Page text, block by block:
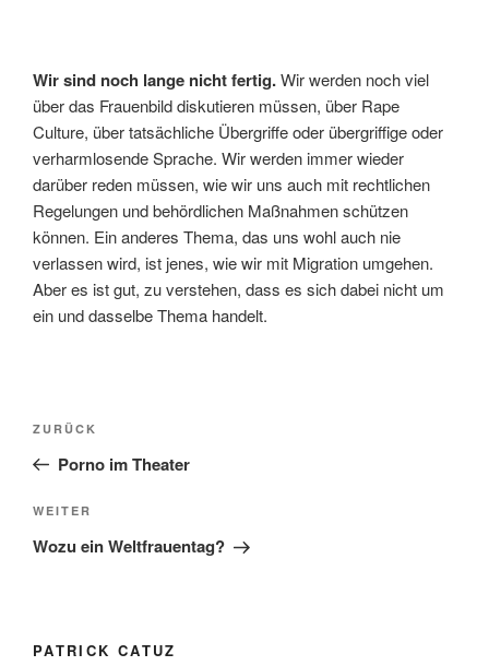
Wir sind noch lange nicht fertig.Wir werden noch viel
über das Frauenbild diskutieren müssen, über Rape
Culture, über tatsächliche Übergriffe oder übergriffige oder
verharmlosende Sprache. Wir werden immer wieder
darüber reden müssen, wie wir uns auch mit rechtlichen
Regelungen und behördlichen Maßnahmen schützen
können. Ein anderes Thema, das uns wohl auch nie
verlassen wird, ist jenes, wie wir mit Migration umgehen.
Aber es ist gut, zu verstehen, dass es sich dabei nicht um
ein und dasselbe Thema handelt.
Beitragsnavigation
Vorheriger
Beitrag
ZURÜCK
Porno im Theater
Nächster
Beitrag
WEITER
Wozu ein Weltfrauentag?
PATRICK CATUZ